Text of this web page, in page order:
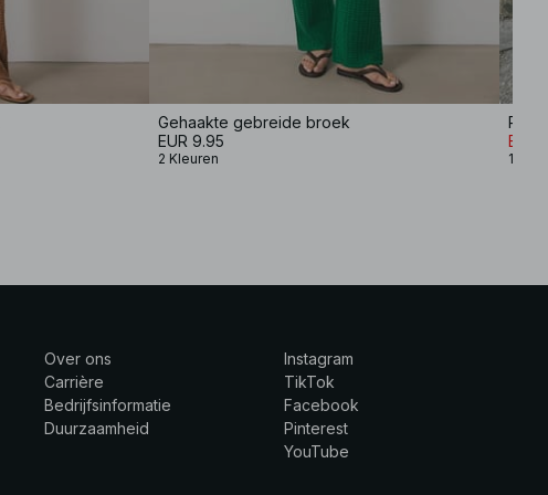
Gehaakte gebreide broek
EUR 9.95
2 Kleuren
EUR
1
Over ons
Carrière
Bedrijfsinformatie
Duurzaamheid
Instagram
TikTok
Facebook
Pinterest
YouTube